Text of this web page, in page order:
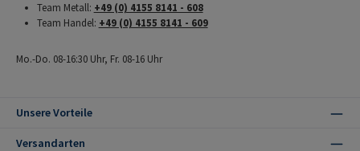
Team Metall: +49 (0) 4155 8141 - 608
Team Handel: +49 (0) 4155 8141 - 609
Mo.-Do. 08-16:30 Uhr, Fr. 08-16 Uhr
Unsere Vorteile
Versandarten